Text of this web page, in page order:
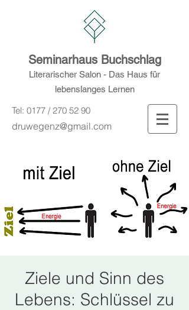
Seminarhaus Buchschlag
Literarischer Salon - Das Haus für
lebenslanges Lernen
Tel: 0177 / 270 52 90
druwegenz@gmail.com
Ziele und Sinn des
Lebens: Schlüssel zu